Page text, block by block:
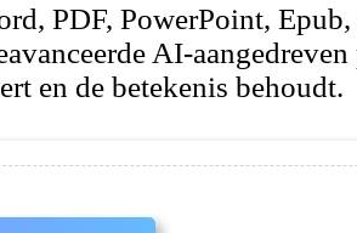
PDF, PowerPoint,
AI-
en de betekenis behoudt.